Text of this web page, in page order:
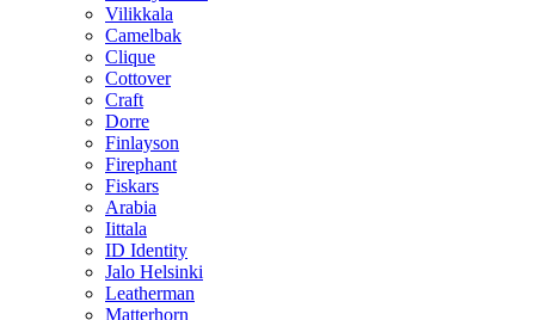
Vilikkala
Camelbak
Clique
Cottover
Craft
Dorre
Finlayson
Firephant
Fiskars
Arabia
Iittala
ID Identity
Jalo Helsinki
Leatherman
Matterhorn